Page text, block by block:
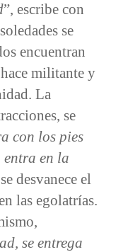
”, escribe con
se
encuentran
militante y
La
se
con los pies
entra en la
desvanece el
las egolatrías.
se entrega